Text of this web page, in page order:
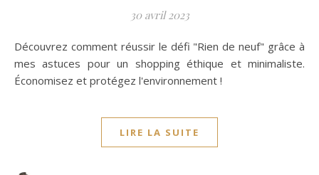
30 avril 2023
Découvrez comment réussir le défi "Rien de neuf" grâce à
mes astuces pour un shopping éthique et minimaliste.
Économisez et protégez l'environnement !
LIRE LA SUITE